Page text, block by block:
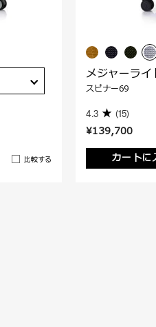
比較する
¥139,700
カートに
メジャーライ
スピナー69
4.3 (15)